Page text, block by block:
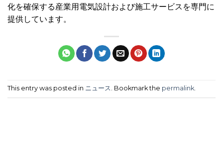
化を確保する産業用電気設計および施工サービスを専門に
提供しています。
This entry was posted in ニュース. Bookmark the permalink.